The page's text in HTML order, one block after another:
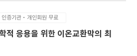
스 흐름전지의 효율, 수명 향상 및
을 수 있다. 본 연구에서는 이러한
멤브레인의 문제점을 정리하고,
인증기관·개인회원 무료
적 응용을 위한 이온교환막의 최